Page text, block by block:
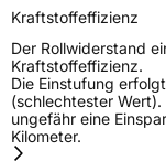
Rollgeräusch (dB) 71
FahrzeugklasseC1
3PMSF /
Kraftstoffeffizienz
Der Rollwiderstand
Kraftstoffeffizienz.
Die Einstufung
(schlechtester Wert).
ungefähr eine
Kilometer.